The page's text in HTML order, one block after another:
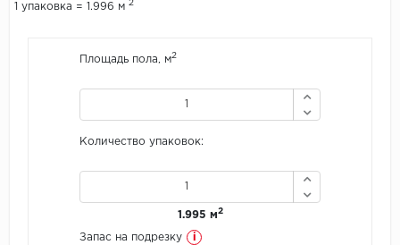
1 упаковка = 1.996 м 2
Площадь пола, м2
Количество упаковок:
1.995 м2
Запас на подрезку i